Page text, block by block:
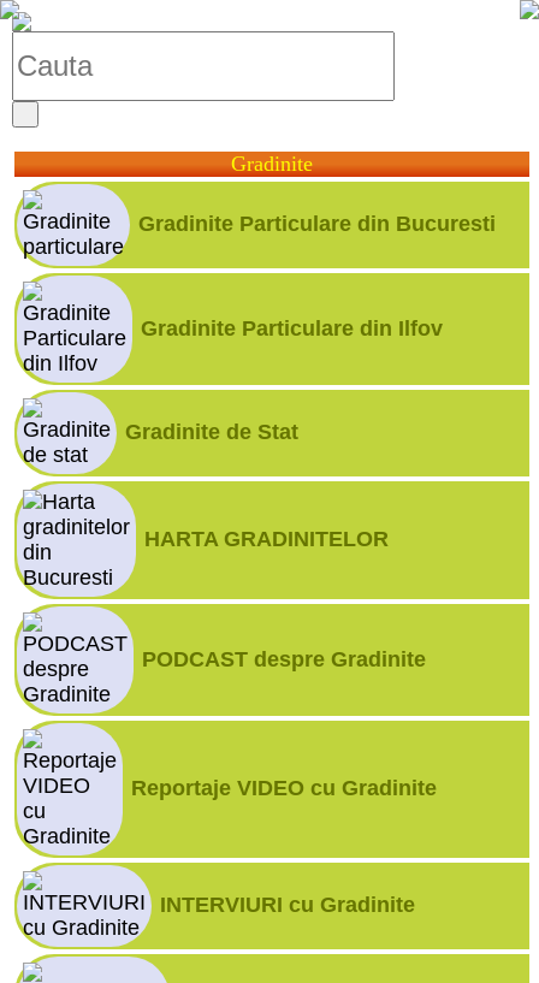
Gradinite
Gradinite Particulare din Bucuresti
Gradinite Particulare din Ilfov
Gradinite de Stat
HARTA GRADINITELOR
PODCAST despre Gradinite
Reportaje VIDEO cu Gradinite
INTERVIURI cu Gradinite